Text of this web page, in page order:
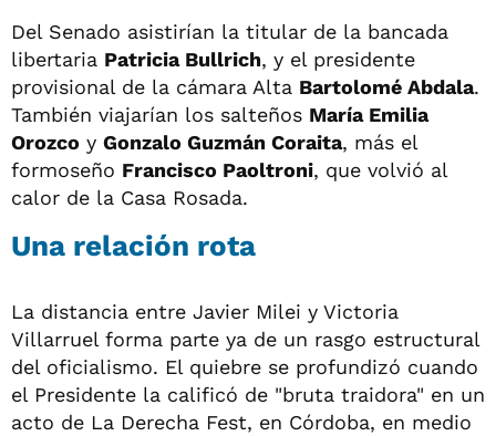
Del Senado asistirían la titular de la bancada
libertaria Patricia Bullrich, y el presidente
provisional de la cámara Alta Bartolomé Abdala.
También viajarían los salteños María Emilia
Orozco y Gonzalo Guzmán Coraita, más el
formoseño Francisco Paoltroni, que volvió al
calor de la Casa Rosada.
Una relación rota
La distancia entre Javier Milei y Victoria
Villarruel forma parte ya de un rasgo estructural
del oficialismo. El quiebre se profundizó cuando
el Presidente la calificó de "bruta traidora" en un
acto de La Derecha Fest, en Córdoba, en medio